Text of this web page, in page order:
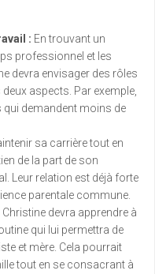
: En trouvant un
professionnel et les
devra envisager des rôles
aspects. Par exemple,
qui demandent moins de
sa carrière tout en
de la part de son
Leur relation est déjà forte
parentale commune.
Christine devra apprendre à
qui lui permettra de
et mère. Cela pourrait
tout en se consacrant à